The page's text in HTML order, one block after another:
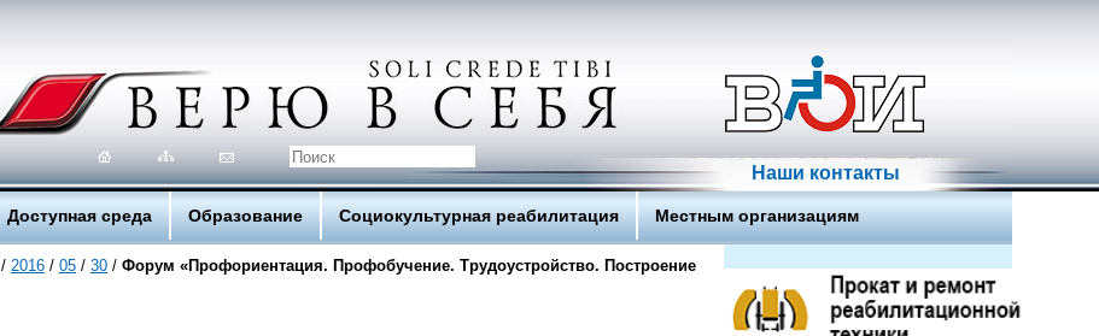
Наши контакты
Доступная среда Образование Социокультурная реабилитация Местным организациям
/ 2016 / 05 / 30 / Форум «Профориентация. Профобучение. Трудоустройство. Построение